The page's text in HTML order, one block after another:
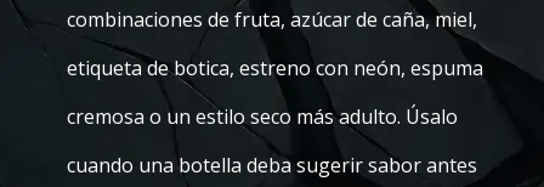
combinaciones de fruta, azúcar de caña, miel,
etiqueta de botica, estreno con neón, espuma
cremosa o un estilo seco más adulto. Úsalo
cuando una botella deba sugerir sabor antes